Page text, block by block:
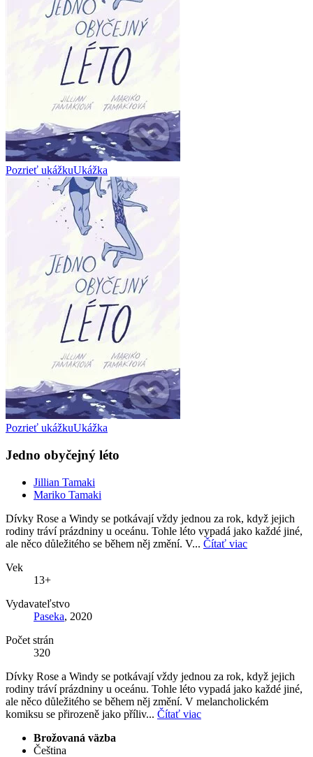
Pozrieť ukážkuUkážka
Pozrieť ukážkuUkážka
Jedno obyčejný léto
Jillian Tamaki
Mariko Tamaki
Dívky Rose a Windy se potkávají vždy jednou za rok, když jejich
rodiny tráví prázdniny u oceánu. Tohle léto vypadá jako každé jiné,
ale něco důležitého se během něj změní. V... Čítať viac
Vek
13+
Vydavateľstvo
Paseka, 2020
Počet strán
320
Dívky Rose a Windy se potkávají vždy jednou za rok, když jejich
rodiny tráví prázdniny u oceánu. Tohle léto vypadá jako každé jiné,
ale něco důležitého se během něj změní. V melancholickém
komiksu se přirozeně jako příliv... Čítať viac
Brožovaná väzba
Čeština